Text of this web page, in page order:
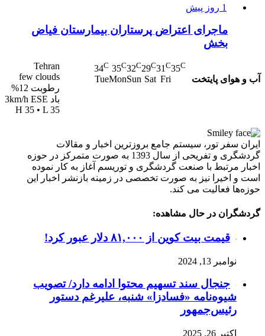
1 روز پیش
ماجرای اعتراض پرستاران بیمارستان فیاض
بخش
آب و هوای پایتخت
35C
Tehran
few clouds
رطوبت 12%
باد 3km/h ESE
H 35 • L 35
31C
Fri
29C
Sat
32C
Sun
35C
Mon
34C
Tue
ایران سفر تور، سیستم جامع بروزترین اخبار و مقالات
گردشگری و تفریحی از سال 1393 به صورت متمرکز در حوزه
اخبار مرتبط با صنعت گردشگری و توریسم آغاز به کار نموده
است و اخیرا نیز به صورت تخصصی در زمینه بازنشر اخبار این
حوزه‌ها فعالیت می کند.
گردشگران در حال مشاهده:
قیمت بیت کوین از ۸۱,۰۰۰ دلار عبور کرد!
نوامبر 13, 2024
جنجال سند تسهیم محتوا ادامه دارد/ تصویب
شیوه‌نامه «فسادزا» شنبه، علیرغم دستور
رئیس‌جمهور
اکتبر 26, 2025